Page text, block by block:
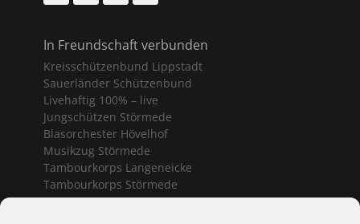
In Freundschaft verbunden
Kreisschützenbund Lippstadt
Sauerländer Schützenbund
Livehaftig 100% – live
Jungschützen Störmede
Blasorchester Hövelhof
Musikzug Störmede
Tambourkorps Langeneicke
Tambourkorps Störmede